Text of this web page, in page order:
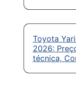
Toyota
2026:
técnica,